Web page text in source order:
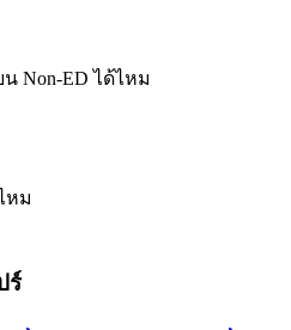
Non-ED ได้ไหม
หม
ร์